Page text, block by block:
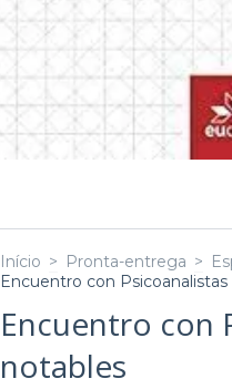
Início > Pronta-entrega >
Encuentro con
Encuentro con
notables